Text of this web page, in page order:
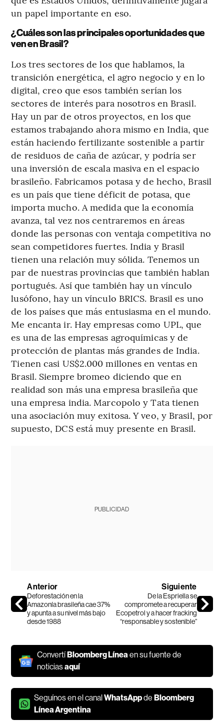
un papel importante en eso.
¿Cuáles son las principales oportunidades que
ven en Brasil?
Los tres sectores de los que hablamos, la
transición energética, el agro negocio y en lo
digital, creo que esos también serían los
sectores de interés para nosotros en Brasil.
Hay un par de otros proyectos, en los que
estamos trabajando ahora mismo en India, que
están haciendo fertilizante sostenible a partir
de residuos de caña de azúcar, y podría ser
una inversión de escala masiva en el espacio
brasileño. Fabricamos potasa y de hecho, Brasil
es un país que tiene déficit de potasa, que
importa mucho. A medida que la economía
avanza, tal vez nos centraremos en áreas
donde las personas con ventaja competitiva no
sean competidores fuertes. India y Brasil
tienen una relación muy sólida. Tenemos un
par de nuestras provincias que también hablan
portugués. Así que también hay un vínculo
lusófono, hay un vínculo BRICS. Brasil es uno
de los países que más entusiasma en el mundo.
Me encanta ir. Hay empresas como UPL, que
es una de las empresas agroquímicas y de
protección de plantas más grandes de India.
Tienen casi US$2.000 millones en ventas en
Brasil. Siempre bromeo diciendo que en
realidad son más una empresa brasileña que
una empresa india. Marcopolo y Tata tienen
una asociación muy exitosa. Y veo, y Brasil, por
supuesto, DCS está muy presente en Brasil.
PUBLICIDAD
Anterior
Deforestación en la
Amazonía brasileña cae 37%
y apunta a su nivel más bajo
desde 1988
Siguiente
De la Espriella se
compromete a recuperar
Ecopetrol y a hacer fracking
“responsable y sostenible”
Convertí Bloomberg Líneaen su fuente de
noticiasaquí
Seguínos en el canalWhatsAppde Bloomberg
Línea Argentina